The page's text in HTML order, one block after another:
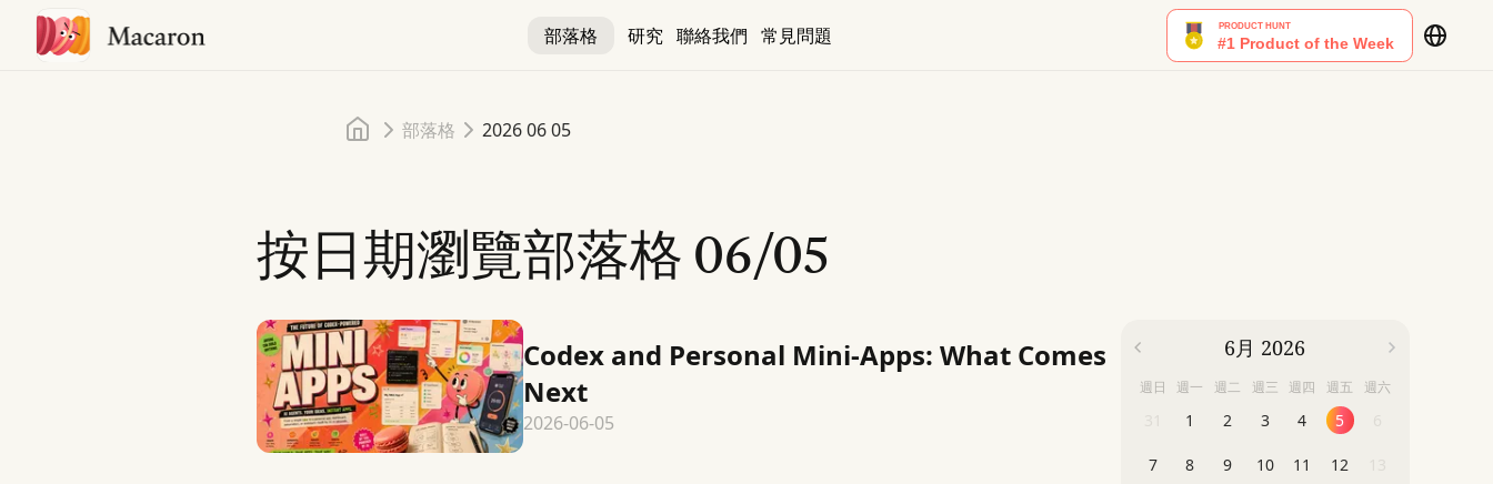
部落格 研究 聯絡我們 常見問題
首頁部落格 2026 06 05
按日期瀏覽部落格06/05
Codex and Personal Mini-Apps: What Comes
Next
2026-06-05
6月 2026
週日 週一 週二 週三 週四 週五 週六
1 2 3 4 5
7 8 9 10 11 12